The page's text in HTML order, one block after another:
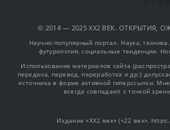
© 2014 — 2025 XX2 ВЕК. ОТКРЫТИЯ,
Научно-популярный портал. Наука,
футурология, социальные тенденции.
Использование материалов сайта
передача, перевод, переработка и др.)
источника в форме активной гиперссылки.
всегда совпадают с точкой
Издание «XX2 век» («22 век»,